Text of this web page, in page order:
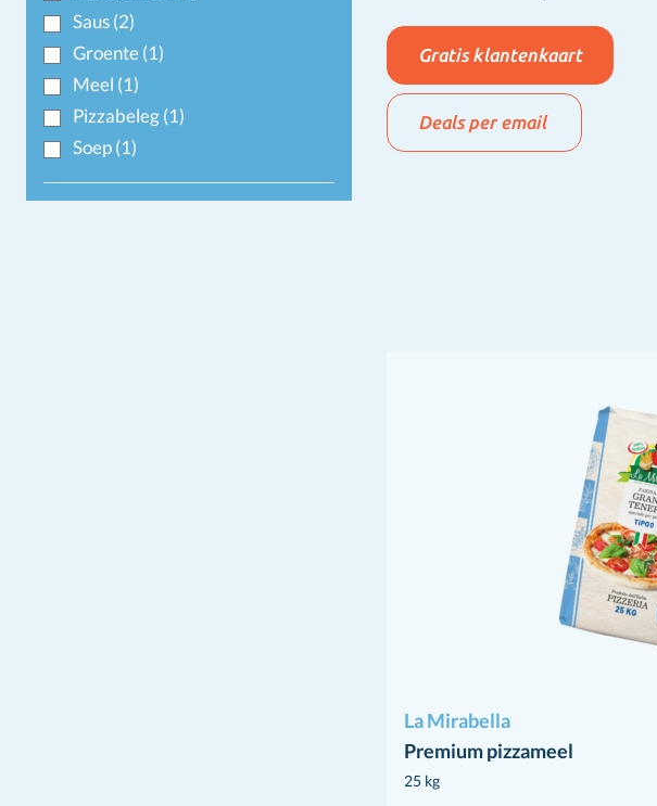
Saus(2)
Groente(1)
Meel (1)
Pizzabeleg(1)
Soep(1)
Gratis klantenkaart
Deals per email
La Mirabella
Premium pizzameel
25 kg